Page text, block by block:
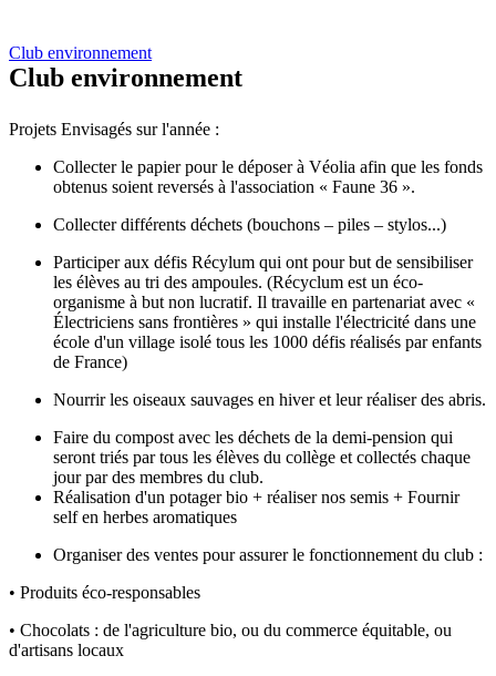
Club environnement
Club environnement
Projets Envisagés sur l'année :
Collecter le papier pour le déposer à Véolia afin que les fonds
obtenus soient reversés à l'association « Faune 36 ».
Collecter différents déchets (bouchons – piles – stylos...)
Participer aux défis Récylum qui ont pour but de sensibiliser
les élèves au tri des ampoules. (Récyclum est un éco-
organisme à but non lucratif. Il travaille en partenariat avec «
Électriciens sans frontières » qui installe l'électricité dans une
école d'un village isolé tous les 1000 défis réalisés par enfants
de France)
Nourrir les oiseaux sauvages en hiver et leur réaliser des abris.
Faire du compost avec les déchets de la demi-pension qui
seront triés par tous les élèves du collège et collectés chaque
jour par des membres du club.
Réalisation d'un potager bio + réaliser nos semis + Fournir
self en herbes aromatiques
Organiser des ventes pour assurer le fonctionnement du club :
• Produits éco-responsables
• Chocolats : de l'agriculture bio, ou du commerce équitable, ou
d'artisans locaux